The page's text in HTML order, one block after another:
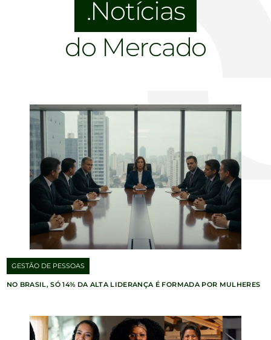
Notícias
do Mercado
GESTÃO DE PESSOAS
NO BRASIL, SÓ 14% DA ALTA LIDERANÇA É FORMADA POR MULHERES